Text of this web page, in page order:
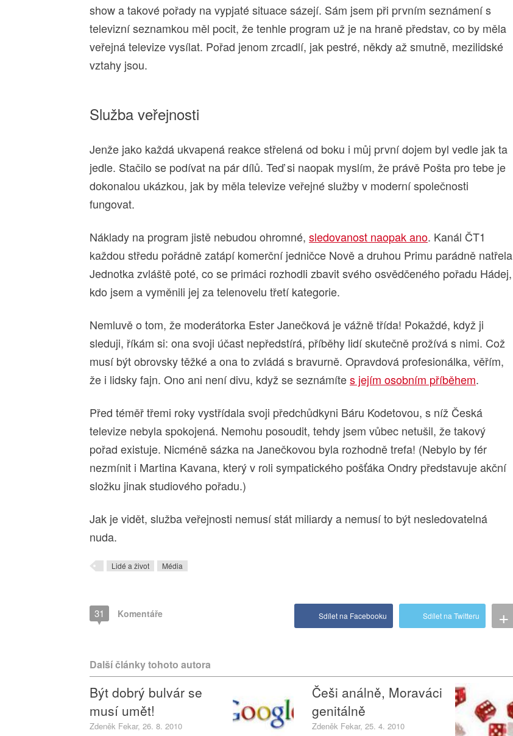
show a takové pořady na vypjaté situace sázejí. Sám jsem při prvním seznámení s
televizní seznamkou měl pocit, že tenhle program už je na hraně představ, co by měla
veřejná televize vysílat. Pořad jenom zrcadlí, jak pestré, někdy až smutně, mezilidské
vztahy jsou.
Služba veřejnosti
Jenže jako každá ukvapená reakce střelená od boku i můj první dojem byl vedle jak ta
jedle. Stačilo se podívat na pár dílů. Teď si naopak myslím, že právě Pošta pro tebe je
dokonalou ukázkou, jak by měla televize veřejné služby v moderní společnosti
fungovat.
Náklady na program jistě nebudou ohromné, sledovanost naopak ano. Kanál ČT1
každou středu pořádně zatápí komerční jedničce Nově a druhou Primu parádně natřela
Jednotka zvláště poté, co se primáci rozhodli zbavit svého osvědčeného pořadu Hádej,
kdo jsem a vyměnili jej za telenovelu třetí kategorie.
Nemluvě o tom, že moderátorka Ester Janečková je vážně třída! Pokaždé, když ji
sleduji, říkám si: ona svoji účast nepředstírá, příběhy lidí skutečně prožívá s nimi. Což
musí být obrovsky těžké a ona to zvládá s bravurně. Opravdová profesionálka, věřím,
že i lidsky fajn. Ono ani není divu, když se seznámítes jejím osobním příběhem.
Před téměř třemi roky vystřídala svoji předchůdkyni Báru Kodetovou, s níž Česká
televize nebyla spokojená. Nemohu posoudit, tehdy jsem vůbec netušil, že takový
pořad existuje. Nicméně sázka na Janečkovou byla rozhodně trefa! (Nebylo by fér
nezmínit i Martina Kavana, který v roli sympatického pošťáka Ondry představuje akční
složku jinak studiového pořadu.)
Jak je vidět, služba veřejnosti nemusí stát miliardy a nemusí to být nesledovatelná
nuda.
Lidé a život Média
31 Komentáře +
Sdílet na Twitteru
Sdílet na Facebooku
Další články tohoto autora
Být dobrý bulvár se
musí umět!
Zdeněk Fekar, 26. 8. 2010
Češi análně, Moraváci
genitálně
Zdeněk Fekar, 25. 4. 2010